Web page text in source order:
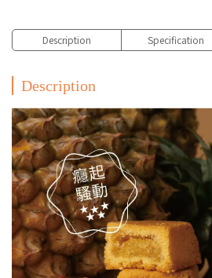
Description Specification
Description